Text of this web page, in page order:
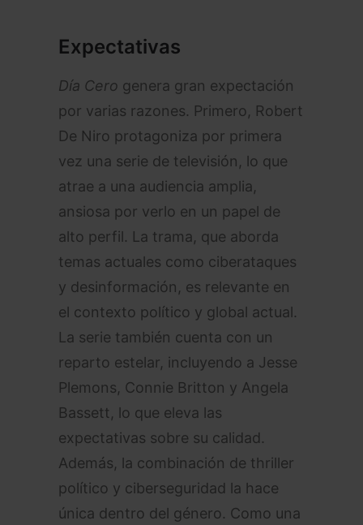
Expectativas
Día Cero genera gran expectación
por varias razones. Primero, Robert
De Niro protagoniza por primera
vez una serie de televisión, lo que
atrae a una audiencia amplia,
ansiosa por verlo en un papel de
alto perfil. La trama, que aborda
temas actuales como ciberataques
y desinformación, es relevante en
el contexto político y global actual.
La serie también cuenta con un
reparto estelar, incluyendo a Jesse
Plemons, Connie Britton y Angela
Bassett, lo que eleva las
expectativas sobre su calidad.
Además, la combinación de thriller
político y ciberseguridad la hace
única dentro del género. Como una